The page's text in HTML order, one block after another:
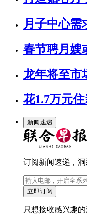
月子中心需
春节聘月嫂
龙年将至市
花1.7万元
新闻速递
订阅新闻速递，洞
立即订阅
只想接收感兴趣